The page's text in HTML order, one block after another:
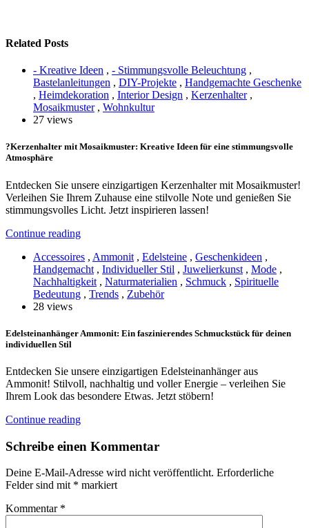
Related Posts
- Kreative Ideen , - Stimmungsvolle Beleuchtung ,
Bastelanleitungen , DIY-Projekte , Handgemachte Geschenke
, Heimdekoration , Interior Design , Kerzenhalter,
Mosaikmuster, Wohnkultur
27 views
?Kerzenhalter mit Mosaikmuster: Kreative Ideen für eine stimmungsvolle
Atmosphäre
Entdecken Sie unsere einzigartigen Kerzenhalter mit Mosaikmuster!
Verleihen Sie Ihrem Zuhause eine stilvolle Note und genießen Sie
stimmungsvolles Licht. Jetzt inspirieren lassen!
Continue reading
Accessoires , Ammonit , Edelsteine , Geschenkideen ,
Handgemacht , Individueller Stil , Juwelierkunst , Mode ,
Nachhaltigkeit , Naturmaterialien , Schmuck , Spirituelle
Bedeutung , Trends , Zubehör
28 views
Edelsteinanhänger Ammonit: Ein faszinierendes Schmuckstück für deinen
individuellen Stil
Entdecken Sie unsere einzigartigen Edelsteinanhänger aus
Ammonit! Stilvoll, nachhaltig und voller Energie – verleihen Sie
Ihrem Look das besondere Etwas. Jetzt stöbern!
Continue reading
Schreibe einen Kommentar
Deine E-Mail-Adresse wird nicht veröffentlicht. Erforderliche
Felder sind mit * markiert
Kommentar *